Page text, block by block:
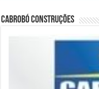
Cabrobó Construções